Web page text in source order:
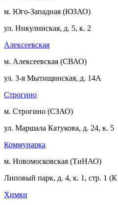
м. Юго-Западная (ЮЗАО)
ул. Никулинская, д. 5, к. 2
Алексеевская
м. Алексеевская (СВАО)
ул. 3-я Мытищинская, д. 14А
Строгино
м. Строгино (СЗАО)
ул. Маршала Катукова, д. 24, к. 5
Коммунарка
м. Новомосковская (ТиНАО)
Липовый парк, д. 4, к. 1, стр. 1
Химки